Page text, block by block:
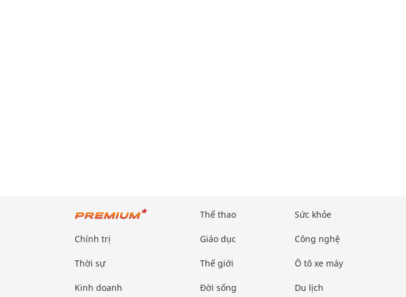
Chính trị
Thời sự
Kinh doanh
Thể thao
Giáo dục
Thế giới
Đời sống
Sức khỏe
Công nghệ
Ô tô xe máy
Du lịch